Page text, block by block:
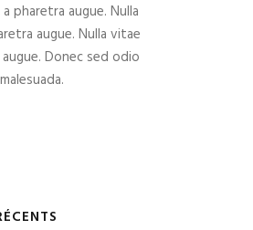
pharetra augue. Nulla
augue. Nulla vitae
Donec sed odio